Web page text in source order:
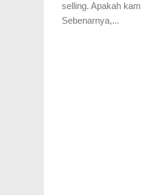
selling. Apakah
Sebenarnya,...